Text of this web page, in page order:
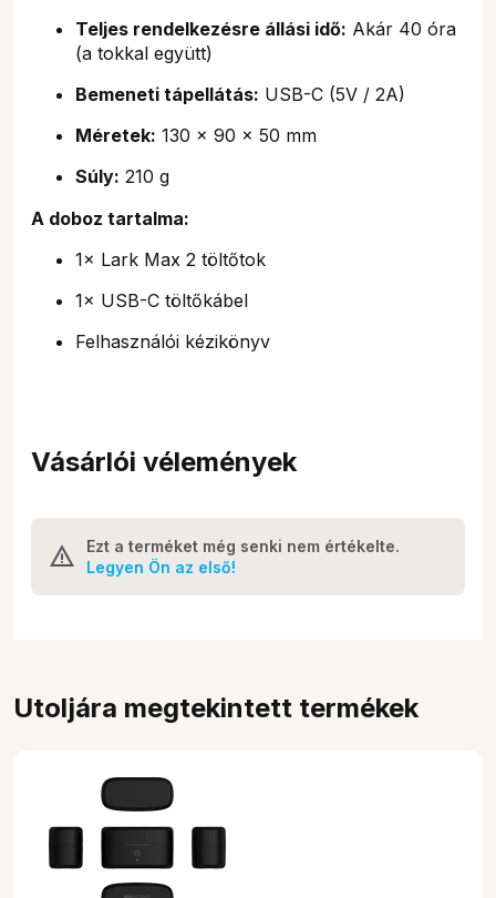
Teljes rendelkezésre állási idő: Akár 40 óra
(a tokkal együtt)
Bemeneti tápellátás: USB-C (5V / 2A)
Méretek: 130 × 90 × 50 mm
Súly: 210 g
A doboz tartalma:
1× Lark Max 2 töltőtok
1× USB-C töltőkábel
Felhasználói kézikönyv
Vásárlói vélemények
Ezt a terméket még senki nem értékelte.
Legyen Ön az első!
Utoljára megtekintett termékek